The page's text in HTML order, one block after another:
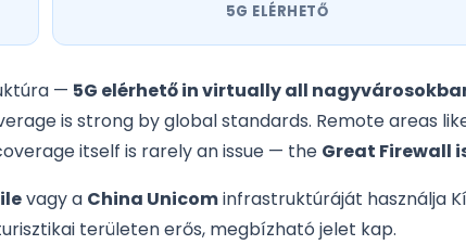
5G ELÉRHETŐ
— 5G elérhető in virtually all
is strong by global standards. Remote areas
itself is rarely an issue — the Great Firewall
vagy a China Unicominfrastruktúráját használja
területen erős, megbízható jelet kap.